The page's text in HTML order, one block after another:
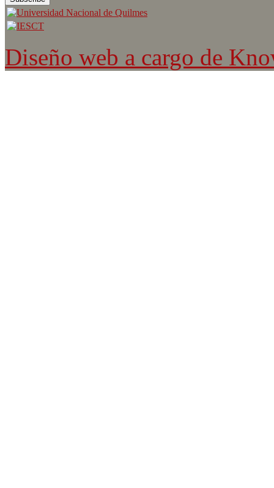
Diseño web a cargo de